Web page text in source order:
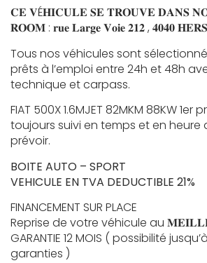
𝐂𝐄 𝐕É𝐇𝐈𝐂𝐔𝐋𝐄 𝐒𝐄 𝐓𝐑𝐎𝐔𝐕𝐄 𝐃𝐀𝐍𝐒
𝐑𝐎𝐎𝐌 : 𝐫𝐮𝐞 𝐋𝐚𝐫𝐠𝐞 𝐕𝐨𝐢𝐞 𝟐𝟏𝟐 , 𝟒𝟎𝟒𝟎
Tous nos véhicules sont
prêts à l’emploi entre 24h et 48h
technique et carpass.
FIAT 500X 1.6MJET 82MKM 88KW 1er
toujours suivi en temps et en heure
prévoir.
BOITE AUTO – SPORT
VEHICULE EN TVA DEDUCTIBLE 21%
FINANCEMENT SUR PLACE
Reprise de votre véhicule au
GARANTIE 12 MOIS ( possibilité
garanties )